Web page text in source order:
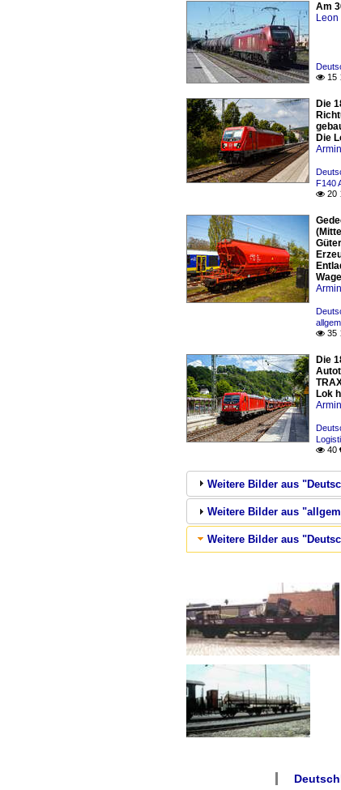
Am
 15
Die
Die
F140
 20
 35
Die
Lok
 40
Weitere Bilder aus
Weitere Bilder aus
Weitere Bilder aus